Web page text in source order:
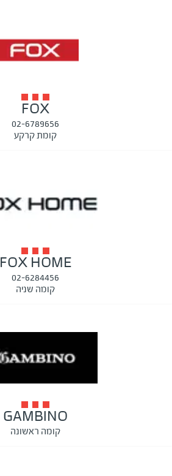
FOX
02-6789656
קומת קרקע
FOX HOME
02-6284456
קומה שניה
GAMBINO
קומה ראשונה